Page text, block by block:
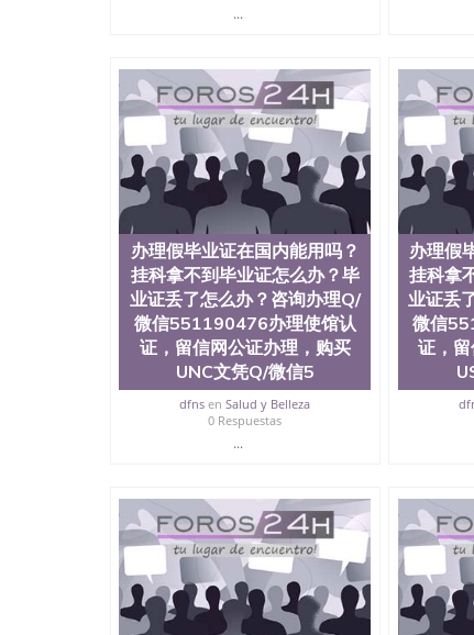
公司专业制作、办理、仿制、成绩单文凭、
认证、留服认证、使馆认证、使馆证明、使
认证、留学生学历认证、留学生学位认证、
历、新西兰学历认证等q:551190476 微信：
University）圣何塞州立大学毕业证（San
University）圣何塞州立大学成绩单（San
University）圣何塞州立大学成绩单（San
State University）圣何塞州立大学（San
University）圣何塞州立大学（ San Jose
圣何塞州立大学文凭（San Jose State
圣何塞州立大学文凭（San Jose State
塞州立大学学历（San Jose State University
大学学历（San Jose State University）圣何
（San Jose State University）圣何塞州立大
State University）圣何塞州立大学学位证（
State University）圣何塞州立大学学位证（
University）圣何塞州立大学（San Jose
何塞州立大学（San Jose State University）
立大学学位证（San Jose State University）
立大学结业证（San Jose State University）
塞州立大学学历证书（San Jose State
读CQU中央昆士兰大学学历 绩单购买学位证
学历offieUniversityofSouthernQueensland 澳
央昆士兰大学学历成绩单购买学位证书/澳洲
理假毕业证在国内能用吗？挂科拿不到毕业
理使馆认证，留信网公证办理，购买UTD文
证、在读证明The University of Texas at Dallas
...
办理假毕业证在国内能用吗？
挂科拿不到毕业证怎么办？毕
业证丢了怎么办？咨询办理Q/
微信551190476办理使馆认
证，留信网公证办理，购买
UNC文凭Q/微信5
dfns enSalud y Belleza
0 Respuestas
...
办理假
挂科拿
业证丢
微信
证，